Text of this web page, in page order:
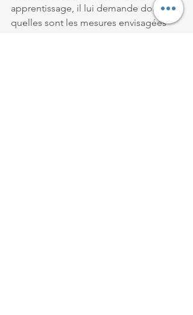
apprentissage, il lui demande donc
quelles sont les mesures envisagées